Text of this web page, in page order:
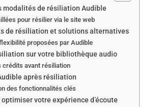
modalités de résiliation Audible
pour résilier via le site web
de résiliation et solutions alternatives
proposées par Audible
sur votre bibliothèque audio
crédits avant résiliation
après résiliation
des fonctionnalités clés
votre expérience d’écoute